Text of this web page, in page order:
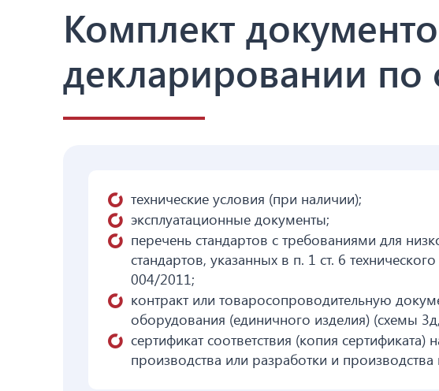
Комплект
декларировании по
технические условия (при наличии);
эксплуатационные документы;
перечень стандартов с требованиями для
стандартов, указанных в п. 1 ст. 6
004/2011;
контракт или товаросопроводительную
оборудования (единичного изделия) (схемы
сертификат соответствия (копия сертификата)
производства или разработки и